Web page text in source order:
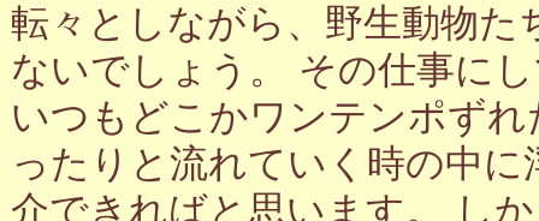
転々としながら、野生動物
ないでしょう。 その仕事に
いつもどこかワンテンポず
ったりと流れていく時の中
介できればと思います。 し